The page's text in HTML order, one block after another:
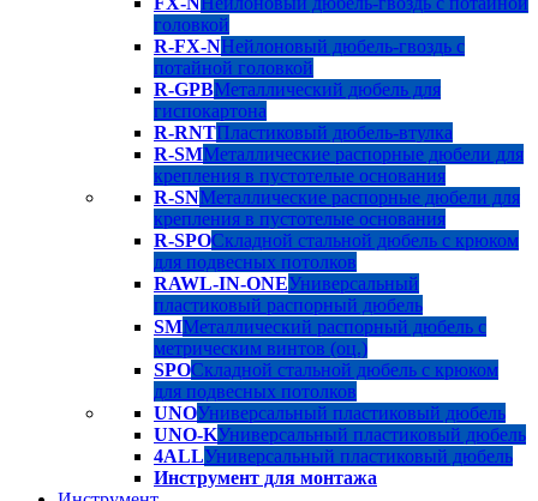
головкой
R-FX-NНейлоновый дюбель-гвоздь с
потайной головкой
R-GPBМеталлический дюбель для
гиспокартона
R-RNTПластиковый дюбель-втулка
R-SMМеталлические распорные дюбели для
крепления в пустотелые основания
R-SNМеталлические распорные дюбели для
крепления в пустотелые основания
R-SPOСкладной стальной дюбель с крюком
для подвесных потолков
RAWL-IN-ONEУниверсальный
пластиковый распорный дюбель
SMМеталлический распорный дюбель с
метрическим винтов (оц.)
SPOСкладной стальной дюбель с крюком
для подвесных потолков
UNOУниверсальный пластиковый дюбель
UNO-KУниверсальный пластиковый дюбель
4ALLУниверсальный пластиковый дюбель
Инструмент для монтажа